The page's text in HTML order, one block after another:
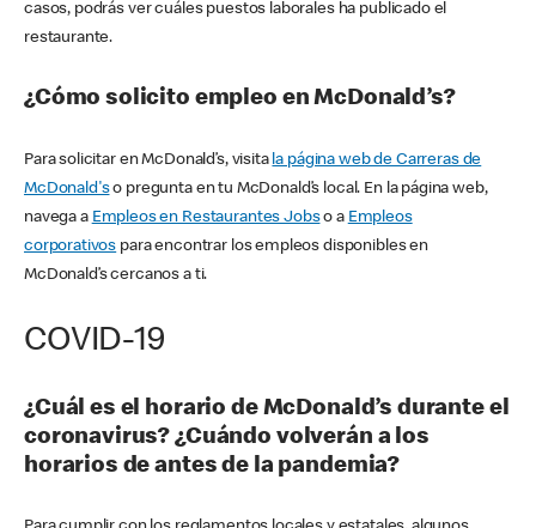
casos, podrás ver cuáles puestos laborales ha publicado el
restaurante.
¿Cómo solicito empleo en McDonald’s?
Para solicitar en McDonald’s, visita la página web de Carreras de
McDonald'so pregunta en tu McDonald’s local. En la página web,
navega a Empleos en Restaurantes Jobso a Empleos
corporativos para encontrar los empleos disponibles en
McDonald’s cercanos a ti.
COVID-19
¿Cuál es el horario de McDonald’s durante el
coronavirus? ¿Cuándo volverán a los
horarios de antes de la pandemia?